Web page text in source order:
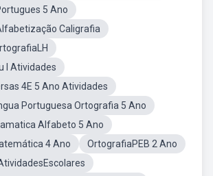
5 Ano
Caligrafia
I Atividades
4E 5 Ano Atividades
Portuguesa Ortografia 5 Ano
Alfabeto 5 Ano
4 Ano
OrtografiaPEB 2 Ano